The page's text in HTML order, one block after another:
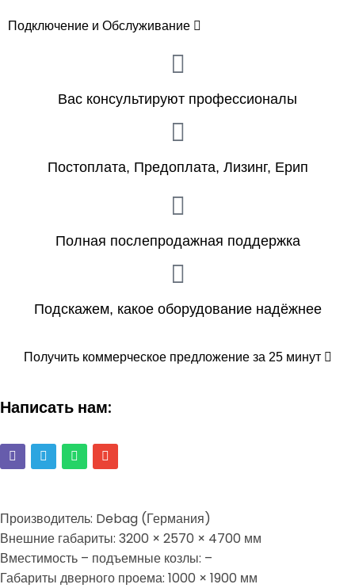
Подключение и Обслуживание
Вас консультируют профессионалы
Постоплата, Предоплата, Лизинг, Ерип
Полная послепродажная поддержка
Подскажем, какое оборудование надёжнее
Получить коммерческое предложение за 25 минут
Написать нам:
Производитель: Debag (Германия)
Внешние габариты: 3200 × 2570 × 4700 мм
Вместимость – подъемные козлы: –
Габариты дверного проема: 1000 × 1900 мм